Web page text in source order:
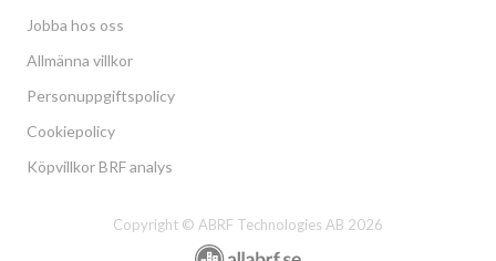
Jobba hos oss
Allmänna villkor
Personuppgiftspolicy
Cookiepolicy
Köpvillkor BRF analys
Copyright © ABRF Technologies AB 2026